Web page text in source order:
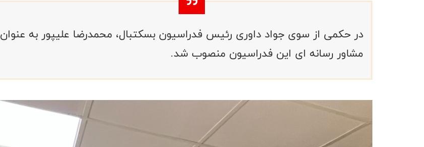
در حکمی از سوی جواد داوری رئیس فدراسیون بسکتبال، محمدرضا علیپور به عنوان
مشاور رسانه ای این فدراسیون منصوب شد.